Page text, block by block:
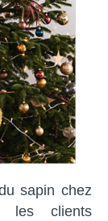
sapin chez
les clients